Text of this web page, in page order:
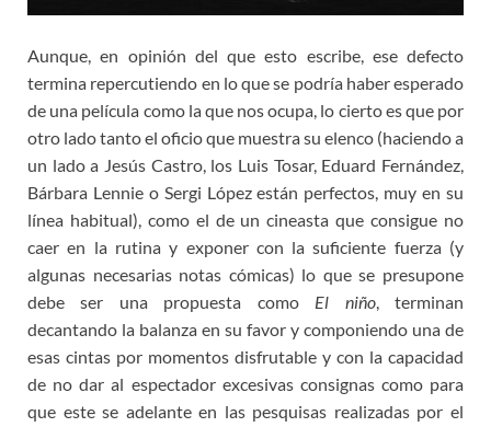
Aunque, en opinión del que esto escribe, ese defecto
termina repercutiendo en lo que se podría haber esperado
de una película como la que nos ocupa, lo cierto es que por
otro lado tanto el oficio que muestra su elenco (haciendo a
un lado a Jesús Castro, los Luis Tosar, Eduard Fernández,
Bárbara Lennie o Sergi López están perfectos, muy en su
línea habitual), como el de un cineasta que consigue no
caer en la rutina y exponer con la suficiente fuerza (y
algunas necesarias notas cómicas) lo que se presupone
debe ser una propuesta como El niño, terminan
decantando la balanza en su favor y componiendo una de
esas cintas por momentos disfrutable y con la capacidad
de no dar al espectador excesivas consignas como para
que este se adelante en las pesquisas realizadas por el